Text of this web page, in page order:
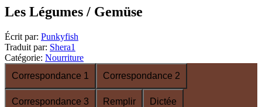
Les Légumes / Gemüse
Écrit par: Punkyfish
Traduit par: Shera1
Catégorie: Nourriture
Correspondance 1
Correspondance 2
Correspondance 3 Remplir Dictée